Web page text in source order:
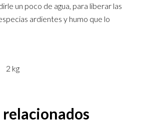
un poco de agua, para liberar las
ardientes y humo que lo
2 kg